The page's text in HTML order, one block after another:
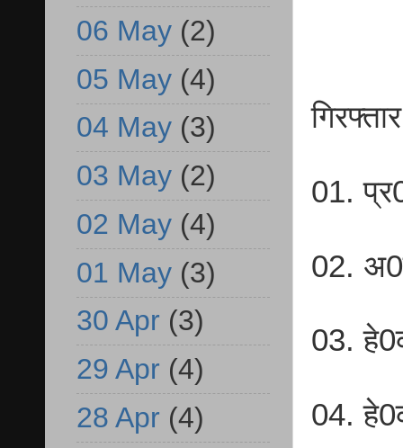
01.
02.
03.
04.
06 May (2)
05 May (4)
04 May (3)
03 May (2)
02 May (4)
01 May (3)
30 Apr (3)
29 Apr (4)
28 Apr (4)